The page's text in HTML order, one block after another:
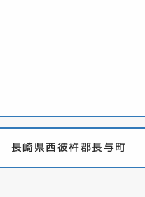
長崎県西彼杵郡長与町